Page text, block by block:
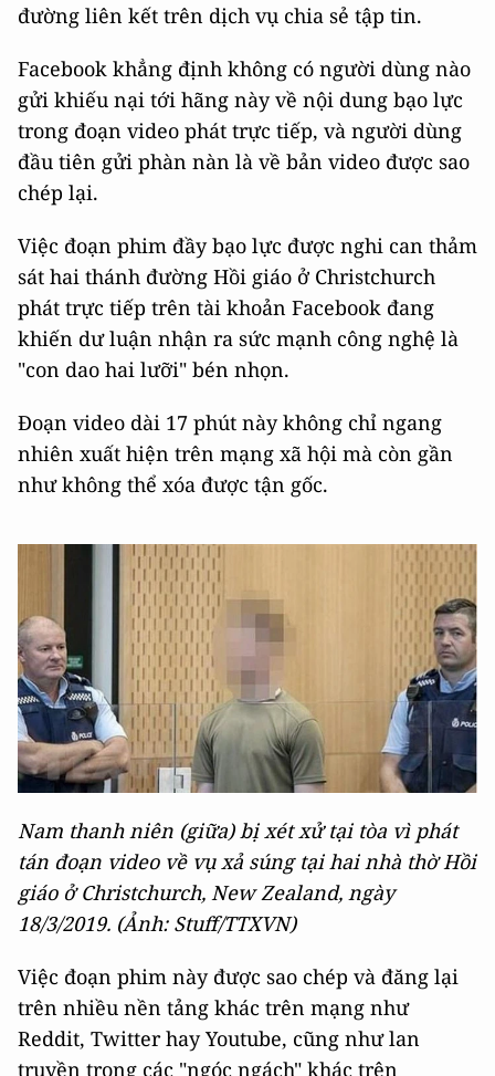
đường liên kết trên dịch vụ chia sẻ tập tin.
Facebook khẳng định không có người dùng nào
gửi khiếu nại tới hãng này về nội dung bạo lực
trong đoạn video phát trực tiếp, và người dùng
đầu tiên gửi phàn nàn là về bản video được sao
chép lại.
Việc đoạn phim đầy bạo lực được nghi can thảm
sát hai thánh đường Hồi giáo ở Christchurch
phát trực tiếp trên tài khoản Facebook đang
khiến dư luận nhận ra sức mạnh công nghệ là
"con dao hai lưỡi" bén nhọn.
Đoạn video dài 17 phút này không chỉ ngang
nhiên xuất hiện trên mạng xã hội mà còn gần
như không thể xóa được tận gốc.
Nam thanh niên (giữa) bị xét xử tại tòa vì phát
tán đoạn video về vụ xả súng tại hai nhà thờ Hồi
giáo ở Christchurch, New Zealand, ngày
18/3/2019. (Ảnh: Stuff/TTXVN)
Việc đoạn phim này được sao chép và đăng lại
trên nhiều nền tảng khác trên mạng như
Reddit, Twitter hay Youtube, cũng như lan
truyền trong các "ngóc ngách" khác trên